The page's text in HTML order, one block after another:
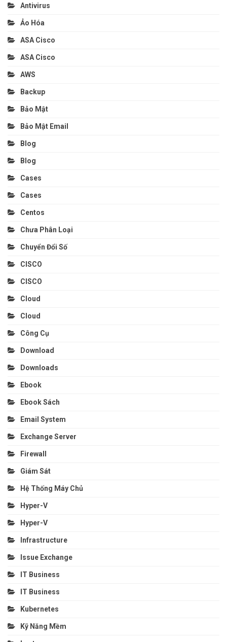
Antivirus
Ảo Hóa
ASA Cisco
ASA Cisco
AWS
Backup
Bảo Mật
Bảo Mật Email
Blog
Blog
Cases
Cases
Centos
Chưa Phân Loại
Chuyển Đổi Số
CISCO
CISCO
Cloud
Cloud
Công Cụ
Download
Downloads
Ebook
Ebook Sách
Email System
Exchange Server
Firewall
Giám Sát
Hệ Thống Máy Chủ
Hyper-V
Hyper-V
Infrastructure
Issue Exchange
IT Business
IT Business
Kubernetes
Kỹ Năng Mềm